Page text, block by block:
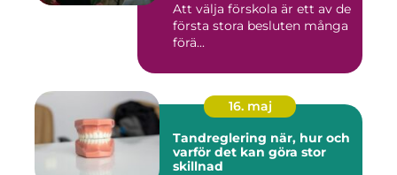
Att välja förskola är ett av de
första stora besluten många
förä...
16. maj
Tandreglering när, hur och
varför det kan göra stor
skillnad